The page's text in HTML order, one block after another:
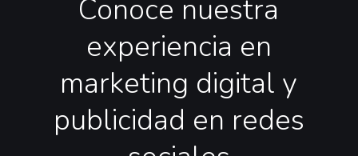
Conoce nuestra
experiencia en
marketing digital y
publicidad en redes